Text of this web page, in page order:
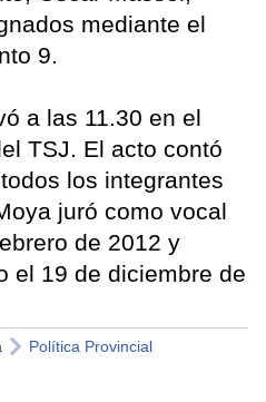
mediante el
9.
a las 11.30 en el
TSJ. El acto contó
los integrantes
juró como vocal
de 2012 y
el 19 de diciembre de
Política Provincial